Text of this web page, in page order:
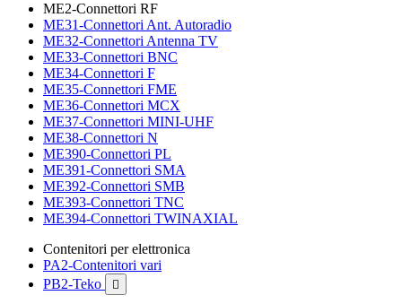
ME2-Connettori RF
ME31-Connettori Ant. Autoradio
ME32-Connettori Antenna TV
ME33-Connettori BNC
ME34-Connettori F
ME35-Connettori FME
ME36-Connettori MCX
ME37-Connettori MINI-UHF
ME38-Connettori N
ME390-Connettori PL
ME391-Connettori SMA
ME392-Connettori SMB
ME393-Connettori TNC
ME394-Connettori TWINAXIAL
Contenitori per elettronica
PA2-Contenitori vari
PB2-Teko
